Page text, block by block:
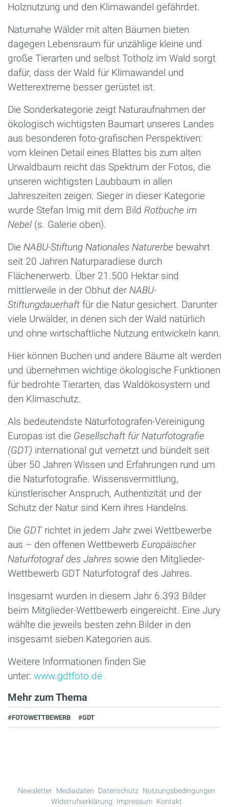
Holznutzung und den Klimawandel gefährdet.
Naturnahe Wälder mit alten Bäumen bieten
dagegen Lebensraum für unzählige kleine und
große Tierarten und selbst Totholz im Wald sorgt
dafür, dass der Wald für Klimawandel und
Wetterextreme besser gerüstet ist.
Die Sonderkategorie zeigt Naturaufnahmen der
ökologisch wichtigsten Baumart unseres Landes
aus besonderen foto-grafischen Perspektiven:
vom kleinen Detail eines Blattes bis zum alten
Urwaldbaum reicht das Spektrum der Fotos, die
unseren wichtigsten Laubbaum in allen
Jahreszeiten zeigen. Sieger in dieser Kategorie
wurde Stefan Imig mit dem Bild Rotbuche im
Nebel (s. Galerie oben).
Die NABU-Stiftung Nationales Naturerbe bewahrt
seit 20 Jahren Naturparadiese durch
Flächenerwerb. Über 21.500 Hektar sind
mittlerweile in der Obhut der NABU-
Stiftungdauerhaft für die Natur gesichert. Darunter
viele Urwälder, in denen sich der Wald natürlich
und ohne wirtschaftliche Nutzung entwickeln kann.
Hier können Buchen und andere Bäume alt werden
und übernehmen wichtige ökologische Funktionen
für bedrohte Tierarten, das Waldökosystem und
den Klimaschutz.
Als bedeutendste Naturfotografen-Vereinigung
Europas ist die Gesellschaft für Naturfotografie
(GDT) international gut vernetzt und bündelt seit
über 50 Jahren Wissen und Erfahrungen rund um
die Naturfotografie. Wissensvermittlung,
künstlerischer Anspruch, Authentizität und der
Schutz der Natur sind Kern ihres Handelns.
Die GDTrichtet in jedem Jahr zwei Wettbewerbe
aus – den offenen Wettbewerb Europäischer
Naturfotograf des Jahres sowie den Mitglieder-
Wettbewerb GDT Naturfotograf des Jahres.
Insgesamt wurden in diesem Jahr 6.393 Bilder
beim Mitglieder-Wettbewerb eingereicht. Eine Jury
wählte die jeweils besten zehn Bilder in den
insgesamt sieben Kategorien aus.
Weitere Informationen finden Sie
unter: www.gdtfoto.de
Mehr zum Thema
#FOTOWETTBEWERB #GDT
Newsletter Mediadaten Datenschutz
Nutzungsbedingungen
Widerrufserklärung
Impressum Kontakt